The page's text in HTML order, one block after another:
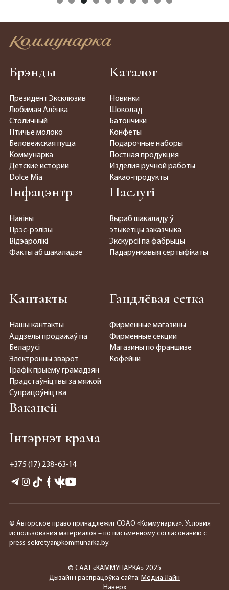
Брэнды
Президент Эксклюзив
Любимая Алёнка
Столичный
Птичье молоко
Беловежская пуща
Коммунарка
Детские истории
Dolce Mia
Каталог
Новинки
Шоколад
Батончики
Конфеты
Подарочные наборы
Постная продукция
Изделия ручной работы
Какао-продукты
Інфацэнтр
Навіны
Прэс-рэлізы
Відэаролікі
Факты аб шакаладзе
Паслугі
Выраб шакаладу ў
этыкетцы заказчыка
Экскурсіі па фабрыцы
Падарункавыя сертыфікаты
Кантакты
Нашы кантакты
Аддзелы продажаў па
Беларусі
Электронны зварот
Графік прыёму грамадзян
Прадстаўніцтвы за мяжой
Супрацоўніцтва
Гандлёвая сетка
Фирменные магазины
Фирменные секции
Магазины по франшизе
Кофейни
Вакансіі
Інтэрнэт крама
+375 (17) 238-63-14
© Авторское право принадлежит СОАО «Коммунарка». Условия
использования материалов – по письменному согласованию с
press-sekretyar@kommunarka.by.
© СААТ «КАММУНАРКА» 2025
Дызайн і распрацоўка сайта: Медиа Лайн
Наверх